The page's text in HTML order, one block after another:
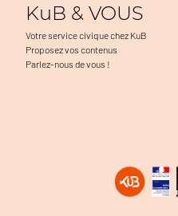
KuB & VOUS
Votre service civique chez KuB
Proposez vos contenus
Parlez-nous de vous !